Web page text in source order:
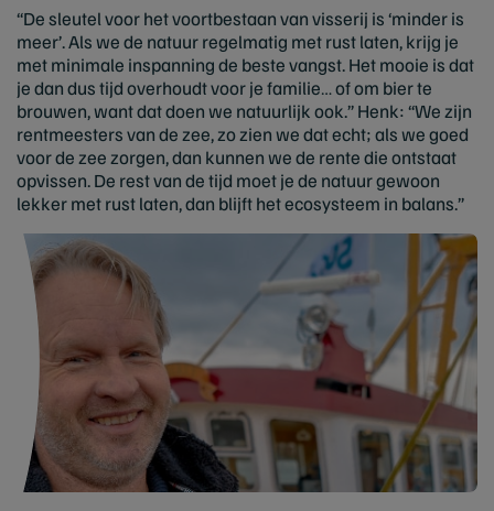
“De sleutel voor het voortbestaan van visserij is ‘minder is
meer’. Als we de natuur regelmatig met rust laten, krijg je
met minimale inspanning de beste vangst. Het mooie is dat
je dan dus tijd overhoudt voor je familie… of om bier te
brouwen, want dat doen we natuurlijk ook.” Henk: “We zijn
rentmeesters van de zee, zo zien we dat echt; als we goed
voor de zee zorgen, dan kunnen we de rente die ontstaat
opvissen. De rest van de tijd moet je de natuur gewoon
lekker met rust laten, dan blijft het ecosysteem in balans.”